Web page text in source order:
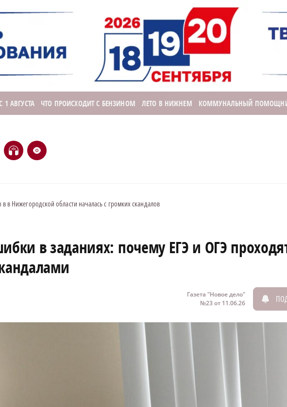
1 АВГУСТА ЧТО ПРОИСХОДИТ С БЕНЗИНОМ ЛЕТО В НИЖНЕМ КОММУНАЛЬНЫЙ
H e
в Нижегородской области началась с громких скандалов
в заданиях: почему ЕГЭ и ОГЭ
Газета "Новое дело"
№23 от 11.06.26